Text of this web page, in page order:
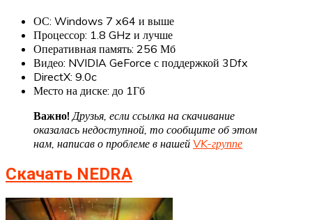
ОС: Windows 7 x64 и выше
Процессор: 1.8 GHz и лучше
Оперативная память: 256 Мб
Видео: NVIDIA GeForce с поддержкой 3Dfx
DirectX: 9.0c
Место на диске: до 1Гб
Важно!Друзья, если ссылка на скачивание
оказалась недоступной, то сообщите об этом
нам, написав о проблеме в нашей VK-группе
Скачать NEDRA